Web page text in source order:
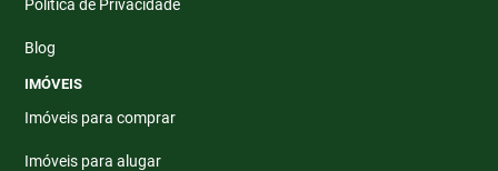
Política de Privacidade
Blog
IMÓVEIS
Imóveis para comprar
Imóveis para alugar